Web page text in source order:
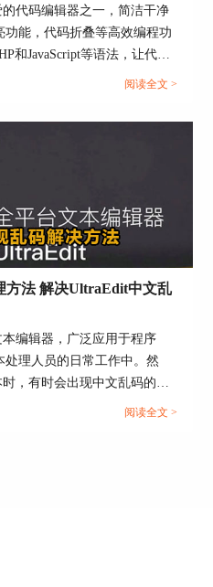
小编还详细介绍了
网站继续探索。
代码编辑器之一，简洁干净
能，代码折叠等高效编程功
和JavaScript等语法，让代码
阅读全文 >
方法 解决UltraEdit中文乱
编辑器，广泛应用于程序
处理人员的日常工作中。然
，有时会出现中文乱码的问
率。本文将介绍UE编辑器中
阅读全文 >